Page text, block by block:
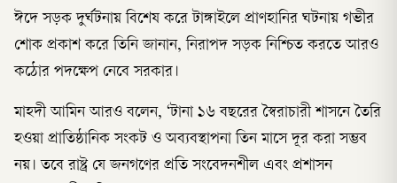
ঈদে সড়ক দুর্ঘটনায় বিশেষ করে টাঙ্গাইলে প্রাণহানির ঘটনায় গভীর
শোক প্রকাশ করে তিনি জানান, নিরাপদ সড়ক নিশ্চিত করতে আরও
কঠোর পদক্ষেপ নেবে সরকার।
মাহদী আমিন আরও বলেন, ‘টানা ১৬ বছরের স্বৈরাচারী শাসনে তৈরি
হওয়া প্রাতিষ্ঠানিক সংকট ও অব্যবস্থাপনা তিন মাসে দূর করা সম্ভব
নয়। তবে রাষ্ট্র যে জনগণের প্রতি সংবেদনশীল এবং প্রশাসন